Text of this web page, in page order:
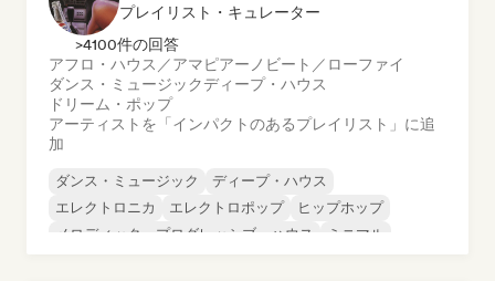
プレイリスト・キュレーター
>4100件の回答
アフロ・ハウス／アマピアーノ ビート／ローファイ
ダンス・ミュージックディープ・ハウス
ドリーム・ポップ
アーティストを「インパクトのあるプレイリスト」に追
加
ダンス・ミュージック
ディープ・ハウス
エレクトロニカ
エレクトロポップ
ヒップホップ
メロディック・プログレッシブ・ハウス
ミニマル